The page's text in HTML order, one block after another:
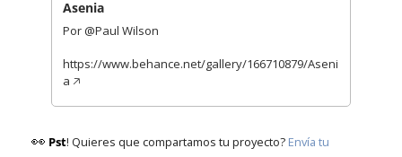
Asenia
Por @Paul Wilson
https://www.behance.net/gallery/166710879/Aseni
a 🡥
👀 Pst! Quieres que compartamos tu proyecto? Envía tu